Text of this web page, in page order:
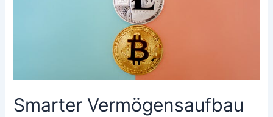
Smarter Vermögensaufbau